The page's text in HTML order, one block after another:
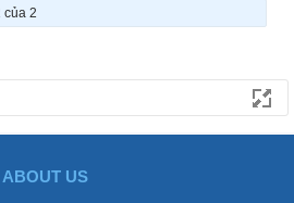
của 2
ABOUT US